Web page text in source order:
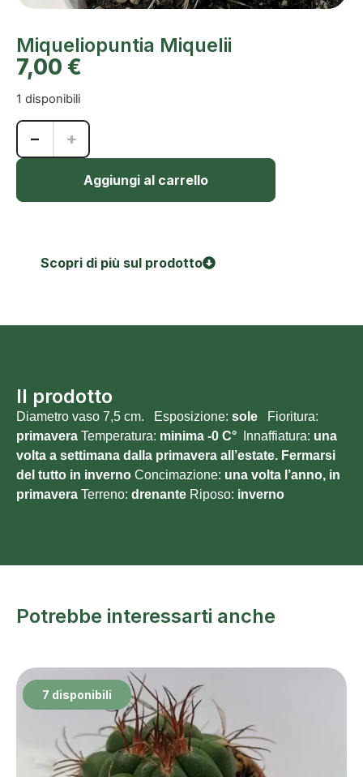
Miqueliopuntia Miquelii
7,00 €
1 disponibili
− +
Aggiungi al carrello
Scopri di più sul prodotto
Il prodotto
Diametro vaso 7,5 cm. Esposizione: sole
Fioritura:
primavera Temperatura: minima -0 C° Innaffiatura: una
volta a settimana dalla primavera all’estate. Fermarsi
del tutto in inverno Concimazione: una volta l’anno, in
primavera Terreno: drenante Riposo: inverno
Potrebbe interessarti anche
7 disponibili